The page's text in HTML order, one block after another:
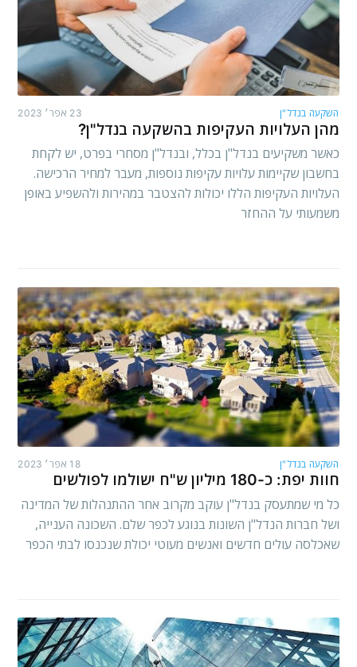
השקעה בנדל"ן 23 אפר׳ 2023
מהן העלויות העקיפות בהשקעה בנדל"ן?
כאשר משקיעים בנדל"ן בכלל, ובנדל"ן מסחרי בפרט, יש לקחת
בחשבון שקיימות עלויות עקיפות נוספות, מעבר למחיר הרכישה.
העלויות העקיפות הללו יכולות להצטבר במהירות ולהשפיע באופן
משמעותי על ההחזר
השקעה בנדל"ן 18 אפר׳ 2023
חוות יפת: כ-180 מיליון ש"ח ישולמו לפולשים
כל מי שמתעסק בנדל"ן עוקב מקרוב אחר ההתנהלות של המדינה
ושל חברות הנדל"ן השונות בנוגע לכפר שלם. השכונה הענייה,
שאכלסה עולים חדשים ואנשים מעוטי יכולת שנכנסו לבתי הכפר